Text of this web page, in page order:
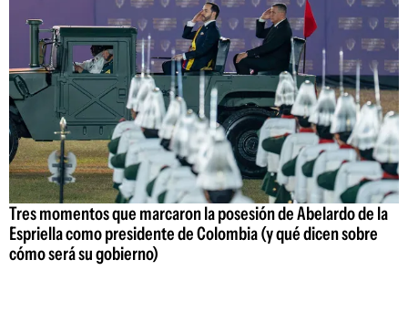
Tres momentos que marcaron la posesión de Abelardo de la
Espriella como presidente de Colombia (y qué dicen sobre
cómo será su gobierno)